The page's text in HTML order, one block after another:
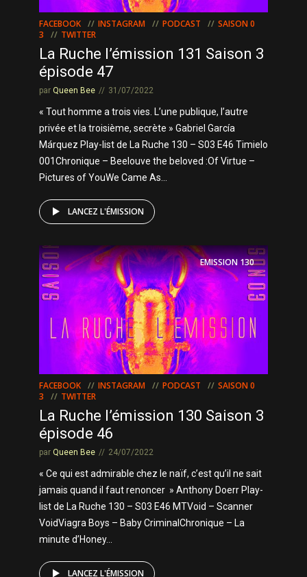
FACEBOOK INSTAGRAM PODCAST
SAISON 0
3
TWITTER
La Ruche l’émission 131 Saison 3
épisode 47
par Queen Bee 31/07/2022
« Tout homme a trois vies. L’une publique, l’autre
privée et la troisième, secrète » Gabriel García
Márquez Play-list de La Ruche 130 – S03 E46 Timielo
001Chronique – Beelouve the beloved :Of Virtue –
Pictures of YouWe Came As...
LANCEZ L'ÉMISSION
EMISSION130
FACEBOOK INSTAGRAM PODCAST
SAISON 0
3
TWITTER
La Ruche l’émission 130 Saison 3
épisode 46
par Queen Bee 24/07/2022
« Ce qui est admirable chez le naïf, c’est qu’il ne sait
jamais quand il faut renoncer » Anthony Doerr Play-
list de La Ruche 130 – S03 E46 MTVoid – Scanner
VoidViagra Boys – Baby CriminalChronique – La
minute d’Honey...
LANCEZ L'ÉMISSION